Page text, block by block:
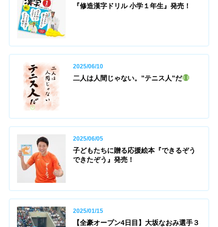
『修造漢字ドリル 小学１年生』発売！
2025/06/10
二人は人間じゃない。”テニス人”だ
2025/06/05
子どもたちに贈る応援絵本『できるぞう
できたぞう』発売！
2025/01/15
【全豪オープン4日目】大坂なおみ選手３